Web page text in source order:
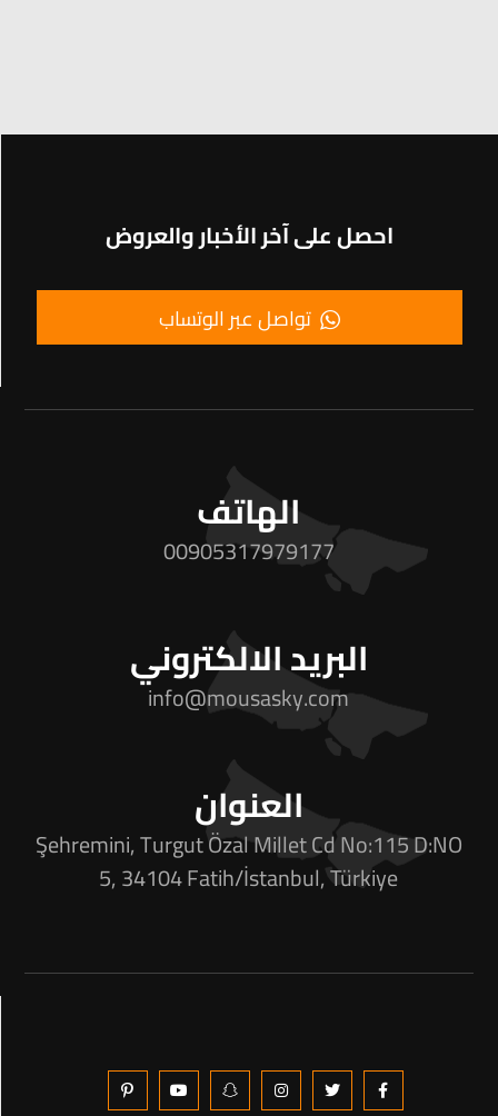
احصل على آخر الأخبار والعروض
تواصل عبر الوتساب
الهاتف
00905317979177
البريد الالكتروني
info@mousasky.com
العنوان
Şehremini, Turgut Özal Millet Cd No:115 D:NO
5, 34104 Fatih/İstanbul, Türkiye